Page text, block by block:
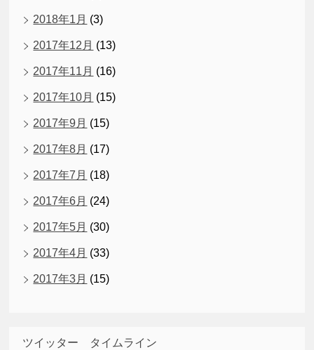
2018年1月 (3)
2017年12月 (13)
2017年11月 (16)
2017年10月 (15)
2017年9月 (15)
2017年8月 (17)
2017年7月 (18)
2017年6月 (24)
2017年5月 (30)
2017年4月 (33)
2017年3月 (15)
ツイッター タイムライン